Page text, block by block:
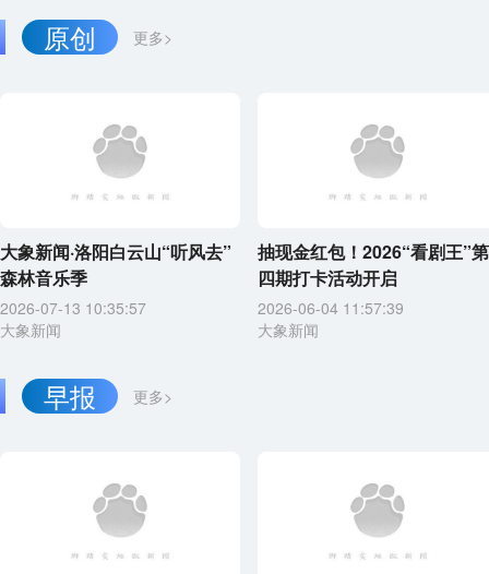
更多>
原创
大象新闻·洛阳白云山“听风去”
森林音乐季
2026-07-13 10:35:57
大象新闻
抽现金红包！2026“看剧王”第
四期打卡活动开启
2026-06-04 11:57:39
大象新闻
更多>
早报